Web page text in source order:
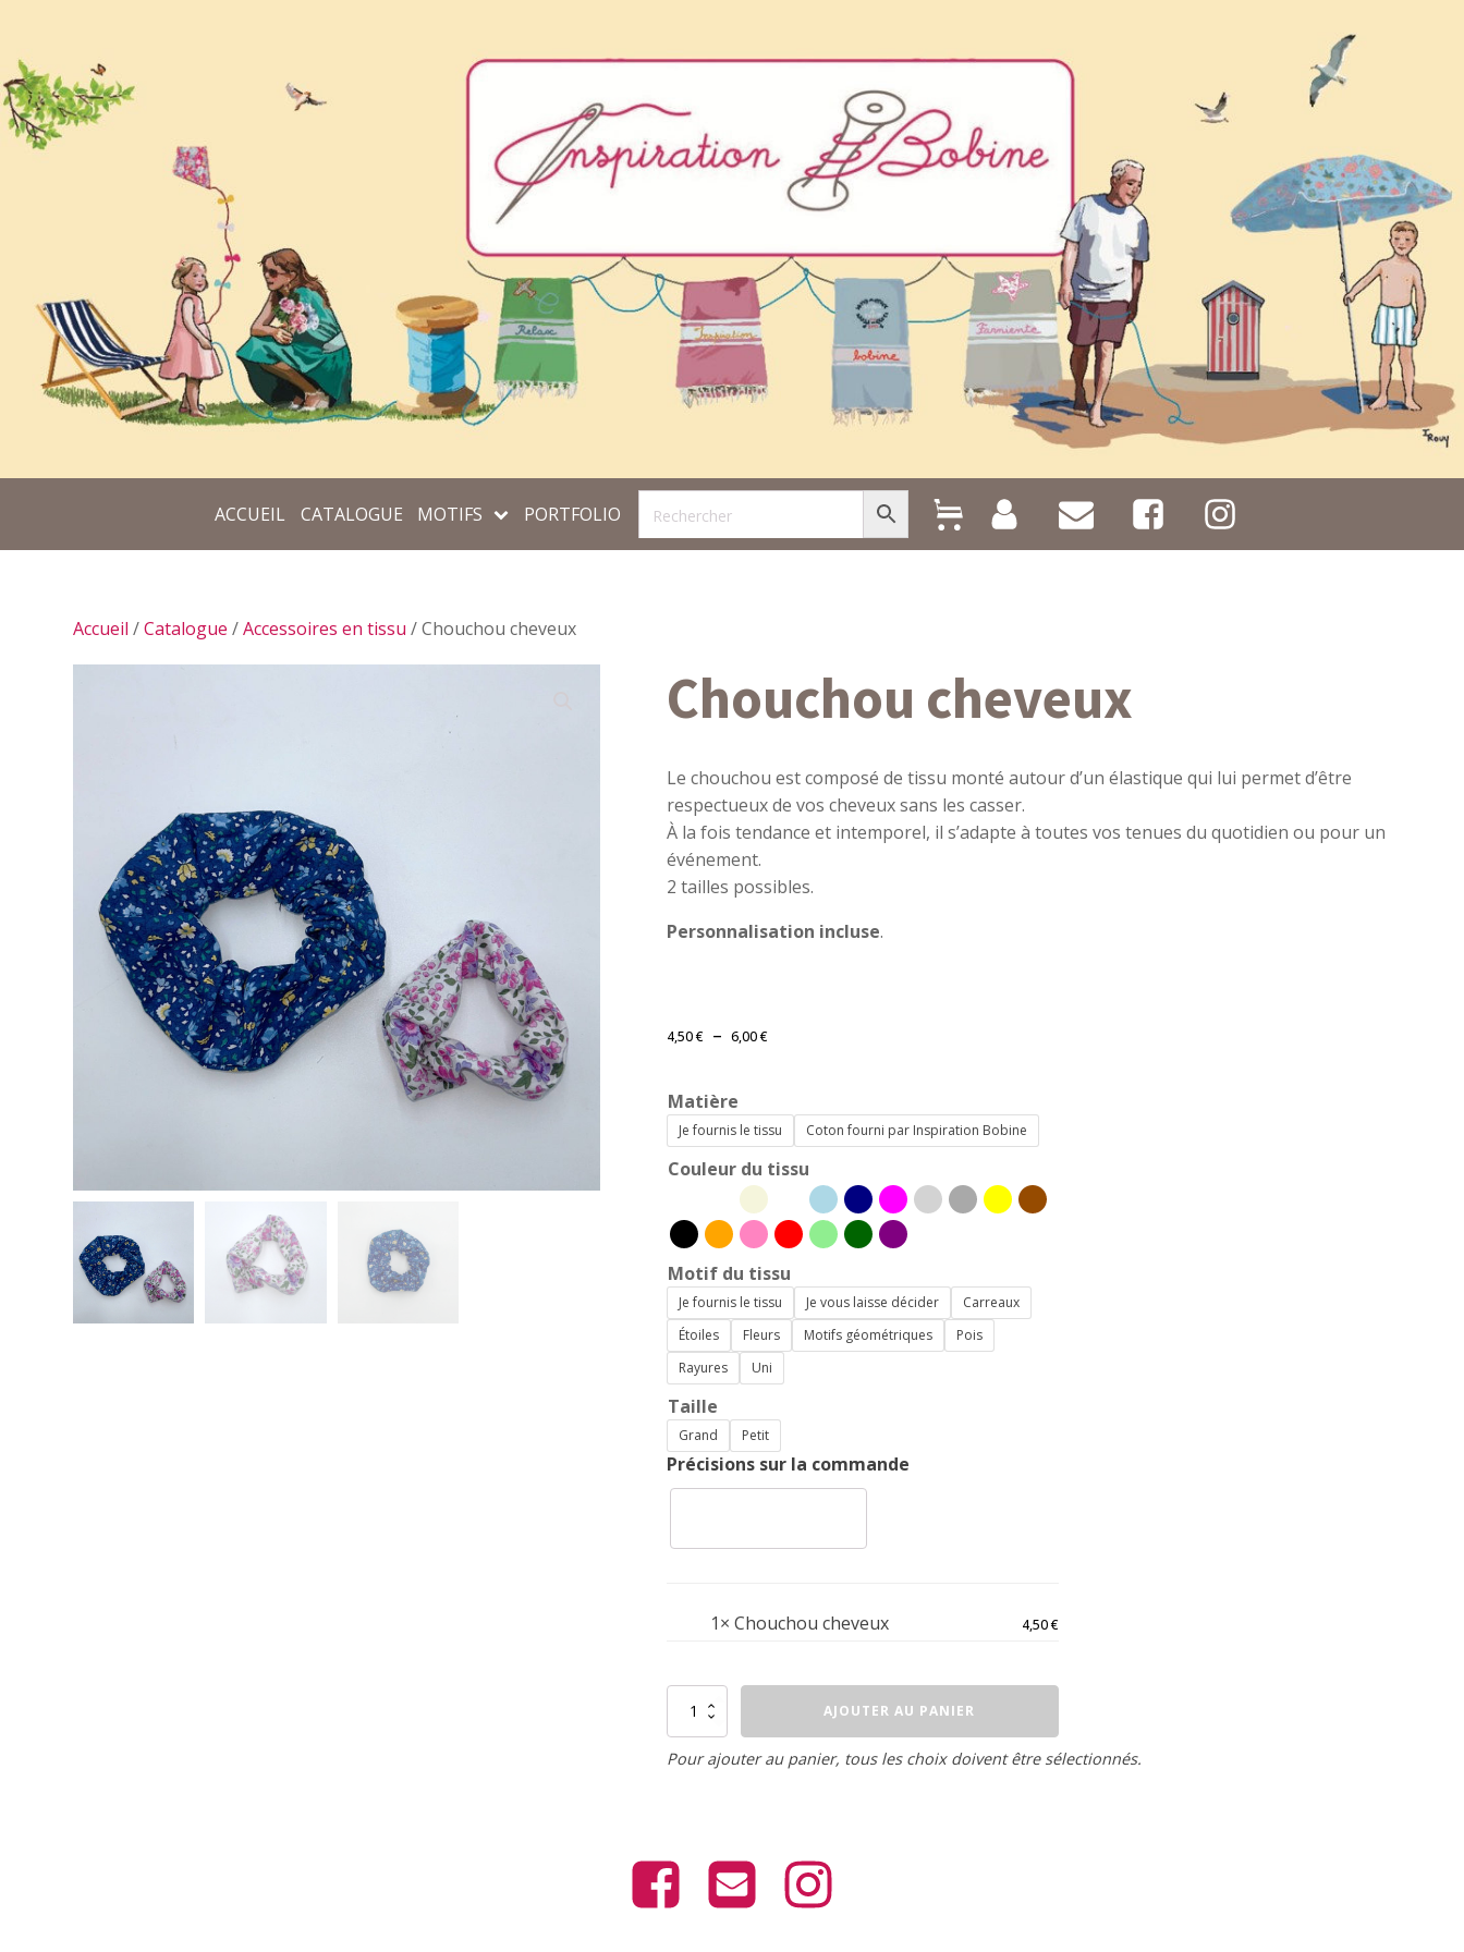
ACCUEIL CATALOGUE MOTIFS PORTFOLIO
Accueil /Catalogue /Accessoires en tissu / Chouchou cheveux
Chouchou cheveux
Le chouchou est composé de tissu monté autour d’un élastique qui lui permet d’être
respectueux de vos cheveux sans les casser.
À la fois tendance et intemporel, il s’adapte à toutes vos tenues du quotidien ou pour un
événement.
2 tailles possibles.
Personnalisation incluse.
4,50€ – 6,00€Plage
à
6,00 €
Matière
Je fournis le tissu Coton fourni par Inspiration Bobine
Couleur du tissu
Motif du tissu
Je fournis le tissu Je vous laisse décider
Carreaux
Étoiles
Fleurs Motifs géométriques
Pois
Rayures
Uni
Taille
Grand Petit
Précisions sur la commande
1× Chouchou cheveux 4,50€
quantité
Chouchou
cheveux
AJOUTER AU PANIER
Pour ajouter au panier, tous les choix doivent être sélectionnés.